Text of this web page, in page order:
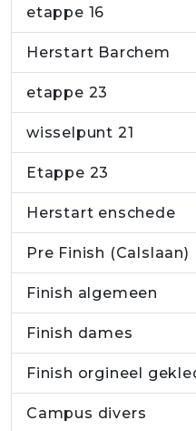
etappe 16
Herstart Barchem
etappe 23
wisselpunt 21
Etappe 23
Herstart enschede
Pre Finish (Calslaan)
Finish algemeen
Finish dames
Finish orgineel
Campus divers